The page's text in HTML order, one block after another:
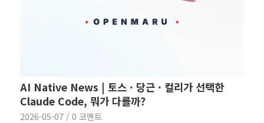
AI Native News | 토스 · 당근 · 컬리가 선택한
Claude Code, 뭐가 다를까?
2026-05-07 / 0 코멘트